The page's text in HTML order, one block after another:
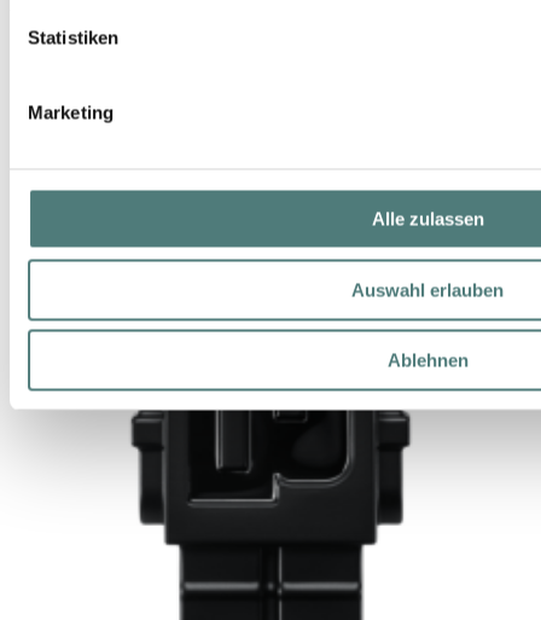
Statistiken
Marketing
Alle zulassen
Auswahl erlauben
Ablehnen